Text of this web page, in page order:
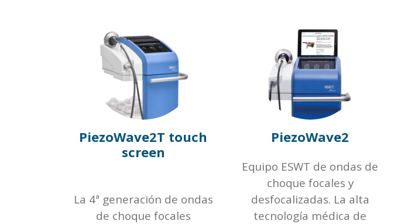
PiezoWave2T touch
screen
La 4ª generación de ondas
de choque focales
PiezoWave2
Equipo ESWT de ondas de
choque focales y
desfocalizadas. La alta
tecnología médica de